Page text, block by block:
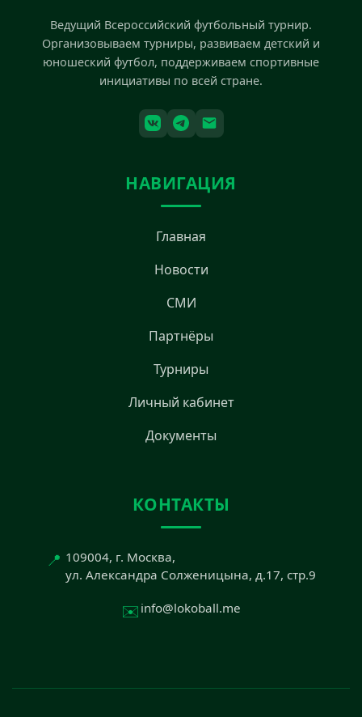
Ведущий Всероссийский футбольный турнир.
Организовываем турниры, развиваем детский и
юношеский футбол, поддерживаем спортивные
инициативы по всей стране.
НАВИГАЦИЯ
Главная
Новости
СМИ
Партнёры
Турниры
Личный кабинет
Документы
КОНТАКТЫ
📍 109004, г. Москва,
ул. Александра Солженицына, д.17, стр.9
✉️ info@lokoball.me